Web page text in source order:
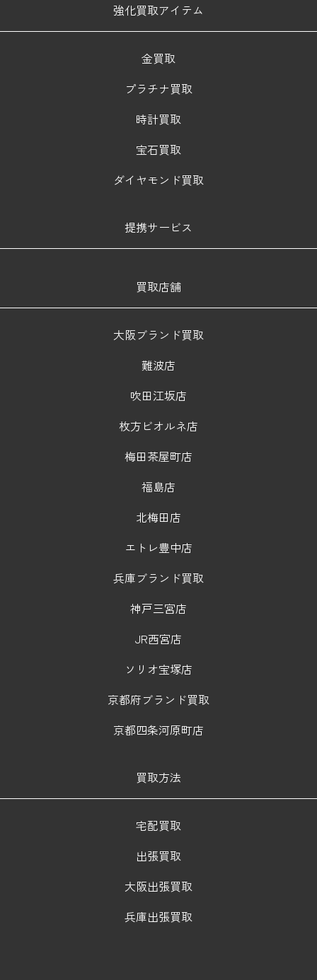
強化買取アイテム
金買取
プラチナ買取
時計買取
宝石買取
ダイヤモンド買取
提携サービス
買取店舗
大阪ブランド買取
難波店
吹田江坂店
枚方ビオルネ店
梅田茶屋町店
福島店
北梅田店
エトレ豊中店
兵庫ブランド買取
神戸三宮店
JR西宮店
ソリオ宝塚店
京都府ブランド買取
京都四条河原町店
買取方法
宅配買取
出張買取
大阪出張買取
兵庫出張買取